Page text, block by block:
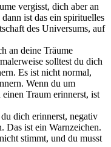
vergisst, dich aber an
ist das ein spirituelles
des Universums, auf
an deine Träume
solltest du dich
Es ist nicht normal,
Wenn du um
Traum erinnerst, ist
dich erinnerst, negativ
Das ist ein Warnzeichen.
stimmt, und du musst